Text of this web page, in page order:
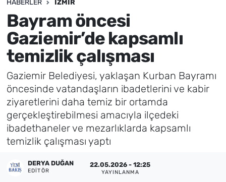
HABERLER İZMIR
Bayram öncesi
Gaziemir’de kapsamlı
temizlik çalışması
Gaziemir Belediyesi, yaklaşan Kurban Bayramı
öncesinde vatandaşların ibadetlerini ve kabir
ziyaretlerini daha temiz bir ortamda
gerçekleştirebilmesi amacıyla ilçedeki
ibadethaneler ve mezarlıklarda kapsamlı
temizlik çalışması yaptı
DERYA DUĞAN
EDITÖR
22.05.2026 - 12:25
YAYINLANMA
Asayiş / Polis-Adliye
Spor
Magazin
Foto Galeri
Künye
İletişim